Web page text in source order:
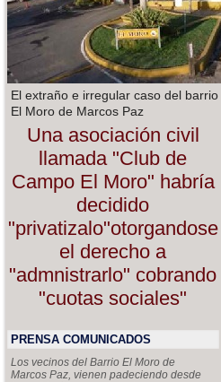
El extraño e irregular caso del barrio
El Moro de Marcos Paz
Una asociación civil
llamada "Club de
Campo El Moro" habría
decidido
"privatizalo"otorgandose
el derecho a
"admnistrarlo" cobrando
"cuotas sociales"
PRENSA COMUNICADOS
Los vecinos del Barrio El Moro de
Marcos Paz, vienen padeciendo desde